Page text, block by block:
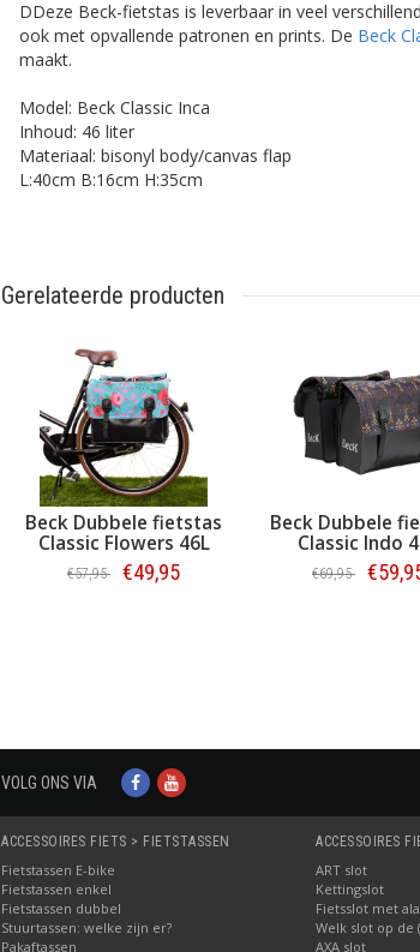
DDeze Beck-fietstas is leverbaar in veel
ook met opvallende patronen en prints. De Beck
maakt.
Model: Beck Classic Inca
Inhoud: 46 liter
Materiaal: bisonyl body/canvas flap
L:40cm B:16cm H:35cm
Gerelateerde producten
Beck Dubbele fietstas
Classic Flowers 46L
€57,95 €49,95
Beck Dubbele
Classic Indo
€69,95
VOLG ONS VIA
ACCESSOIRES FIETS > FIETSTASSEN
Fietstassen E-bike
Fietstassen enkel
Fietstassen dubbel
Stuurtassen: welke zijn er?
Pakaftassen
ACCESSOIRES
ART slot
Kettingslot
Fietsslot met
Welk slot op de
AXA slot